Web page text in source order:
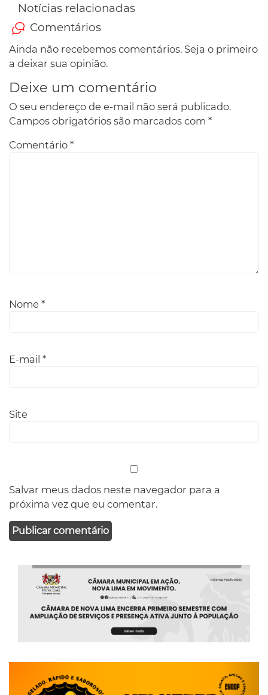
Notícias relacionadas
Comentários
Ainda não recebemos comentários. Seja o primeiro
a deixar sua opinião.
Deixe um comentário
O seu endereço de e-mail não será publicado.
Campos obrigatórios são marcados com *
Comentário *
Nome *
E-mail *
Site
Salvar meus dados neste navegador para a
próxima vez que eu comentar.